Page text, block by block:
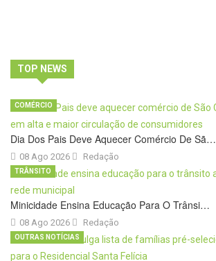
TOP NEWS
Dia Dos Pais Deve Aquecer Comércio De Sã…
08 Ago 2026
COMÉRCIO
Redação
Minicidade Ensina Educação Para O Trânsi…
08 Ago 2026
TRÂNSITO
Redação
OUTRAS NOTÍCIAS